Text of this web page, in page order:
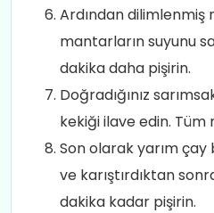
Ardından dilimlenmiş
mantarların suyunu
dakika daha pişirin.
Doğradığınız
kekiği ilave edin. Tüm
Son olarak yarım çay
ve karıştırdıktan
dakika kadar pişirin.